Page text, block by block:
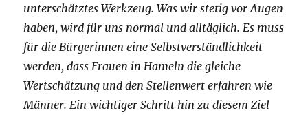
unterschätztes Werkzeug. Was wir stetig vor Augen
haben, wird für uns normal und alltäglich. Es muss
für die Bürgerinnen eine Selbstverständlichkeit
werden, dass Frauen in Hameln die gleiche
Wertschätzung und den Stellenwert erfahren wie
Männer. Ein wichtiger Schritt hin zu diesem Ziel